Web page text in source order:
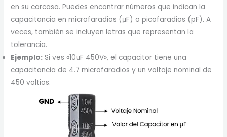
en su carcasa. Puedes encontrar números que indican la
capacitancia en microfaradios (μF) o picofaradios (pF). A
veces, también se incluyen letras que representan la
tolerancia.
Ejemplo: Si ves «10uF 450V», el capacitor tiene una
capacitancia de 4.7 microfaradios y un voltaje nominal de
450 voltios.